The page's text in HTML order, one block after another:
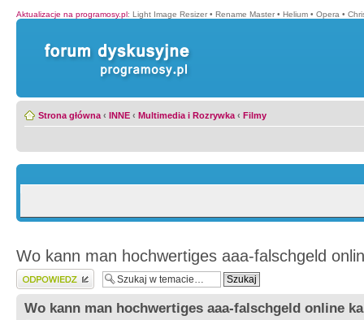
Aktualizacje na programosy.pl: Light Image Resizer • Rename Master • Helium • Opera •
Strona główna ‹ INNE ‹ Multimedia i Rozrywka ‹ Filmy
Wo kann man hochwertiges aaa-falschgeld
Wyślij odpowiedź
Wo kann man hochwertiges aaa-falschgeld online